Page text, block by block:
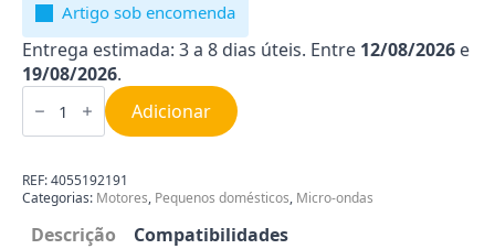
Artigo sob encomenda
Entrega estimada: 3 a 8 dias úteis. Entre 12/08/2026 e
19/08/2026.
Quantidade
de
para
ondas
AEG
4055192191
Adicionar
REF:4055192191
Categorias: Motores, Pequenos domésticos, Micro-ondas
Descrição Compatibilidades